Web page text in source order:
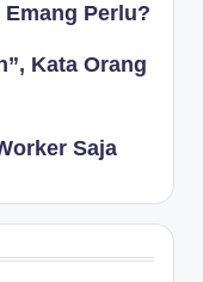
Perlu?
Kata Orang
Saja